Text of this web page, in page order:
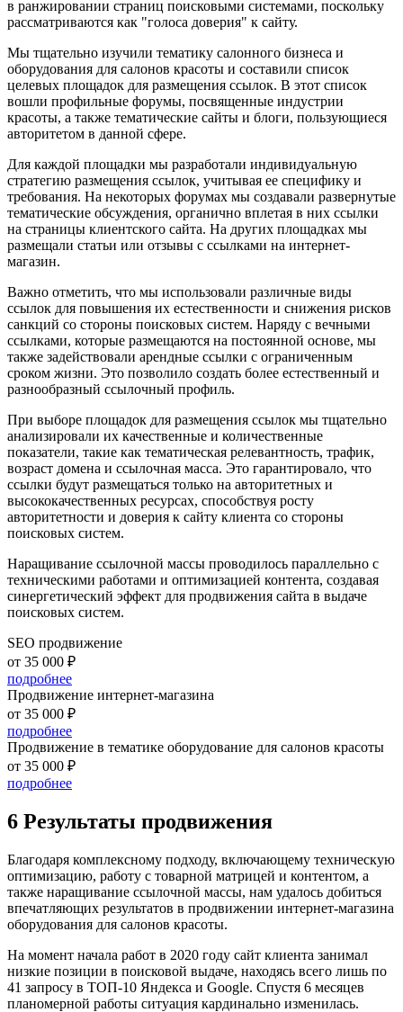
в ранжировании страниц поисковыми системами, поскольку
рассматриваются как "голоса доверия" к сайту.
Мы тщательно изучили тематику салонного бизнеса и
оборудования для салонов красоты и составили список
целевых площадок для размещения ссылок. В этот список
вошли профильные форумы, посвященные индустрии
красоты, а также тематические сайты и блоги, пользующиеся
авторитетом в данной сфере.
Для каждой площадки мы разработали индивидуальную
стратегию размещения ссылок, учитывая ее специфику и
требования. На некоторых форумах мы создавали развернутые
тематические обсуждения, органично вплетая в них ссылки
на страницы клиентского сайта. На других площадках мы
размещали статьи или отзывы с ссылками на интернет-
магазин.
Важно отметить, что мы использовали различные виды
ссылок для повышения их естественности и снижения рисков
санкций со стороны поисковых систем. Наряду с вечными
ссылками, которые размещаются на постоянной основе, мы
также задействовали арендные ссылки с ограниченным
сроком жизни. Это позволило создать более естественный и
разнообразный ссылочный профиль.
При выборе площадок для размещения ссылок мы тщательно
анализировали их качественные и количественные
показатели, такие как тематическая релевантность, трафик,
возраст домена и ссылочная масса. Это гарантировало, что
ссылки будут размещаться только на авторитетных и
высококачественных ресурсах, способствуя росту
авторитетности и доверия к сайту клиента со стороны
поисковых систем.
Наращивание ссылочной массы проводилось параллельно с
техническими работами и оптимизацией контента, создавая
синергетический эффект для продвижения сайта в выдаче
поисковых систем.
SEO продвижение
от 35 000 ₽
подробнее
Продвижение интернет-магазина
от 35 000 ₽
подробнее
Продвижение в тематике оборудование для салонов красоты
от 35 000 ₽
подробнее
6 Результаты продвижения
Благодаря комплексному подходу, включающему техническую
оптимизацию, работу с товарной матрицей и контентом, а
также наращивание ссылочной массы, нам удалось добиться
впечатляющих результатов в продвижении интернет-магазина
оборудования для салонов красоты.
На момент начала работ в 2020 году сайт клиента занимал
низкие позиции в поисковой выдаче, находясь всего лишь по
41 запросу в ТОП-10 Яндекса и Google. Спустя 6 месяцев
планомерной работы ситуация кардинально изменилась.